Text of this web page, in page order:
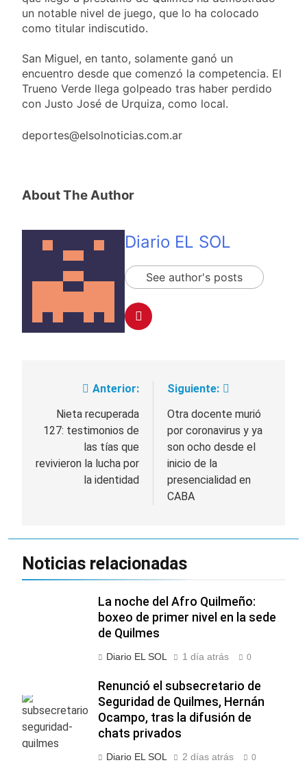
Milei
un notable nivel de juego, que lo ha colocado
como titular indiscutido.
San Miguel, en tanto, solamente ganó un
encuentro desde que comenzó la competencia. El
Trueno Verde llega golpeado tras haber perdido
con Justo José de Urquiza, como local.
deportes@elsolnoticias.com.ar
About The Author
Diario EL SOL
See author's posts
Navegación
entradas
Anterior:
Nieta recuperada
127: testimonios de
las tías que
revivieron la lucha por
la identidad
Siguiente:
Otra docente murió
por coronavirus y ya
son ocho desde el
inicio de la
presencialidad en
CABA
Noticias relacionadas
La noche del Afro Quilmeño:
boxeo de primer nivel en la sede
de Quilmes
Diario EL SOL 1 día atrás 0
Renunció el subsecretario de
Seguridad de Quilmes, Hernán
Ocampo, tras la difusión de
chats privados
Diario EL SOL 2 días atrás 0